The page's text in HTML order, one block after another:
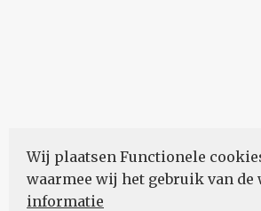
Wij plaatsen Functionele
waarmee wij het gebruik van de
informatie